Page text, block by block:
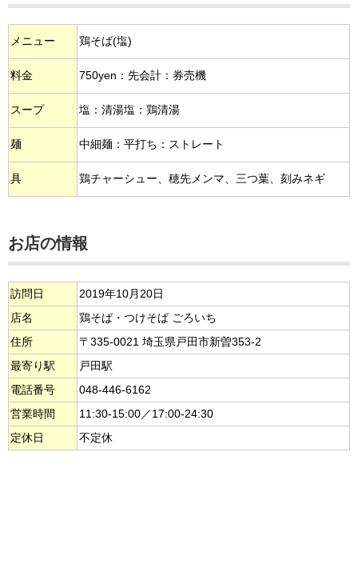
メニュー 鶏そば(塩)
料金 750yen：先会計：券売機
スープ 塩：清湯塩：鶏清湯
麺 中細麺：平打ち：ストレート
具 鶏チャーシュー、穂先メンマ、三つ葉、刻みネギ
お店の情報
訪問日
2019年10月20日
店名
鶏そば・つけそば ごろいち
住所
〒335-0021 埼玉県戸田市新曽353-2
最寄り駅
戸田駅
電話番号
048-446-6162
営業時間
11:30-15:00／17:00-24:30
定休日
不定休